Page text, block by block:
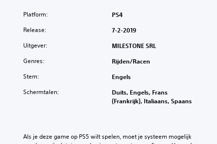
Platform: PS4
Release: 7-2-2019
Uitgever: MILESTONE SRL
Genres: Rijden/racen
Stem: Engels
Schermtalen:
Duits, Engels, Frans
(Frankrijk), Italiaans, Spaans
Als je deze game op PS5 wilt spelen, moet je systeem mogelijk